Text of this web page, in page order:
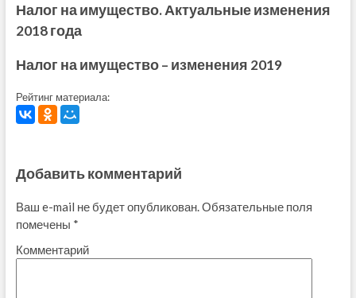
Налог на имущество. Актуальные изменения
2018 года
Налог на имущество – изменения 2019
Рейтинг материала:
Добавить комментарий
Ваш e-mail не будет опубликован.Обязательные поля
помечены *
Комментарий